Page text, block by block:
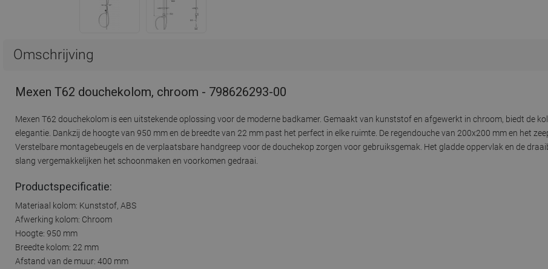
Omschrijving
Mexen T62 douchekolom, chroom - 798626293-00
Mexen T62 douchekolom is een uitstekende oplossing voor de moderne badkamer. Gemaakt van kunststof en afgewerkt in chroom, biedt de
elegantie. Dankzij de hoogte van 950 mm en de breedte van 22 mm past het perfect in elke ruimte. De regendouche van 200x200 mm en het
Verstelbare montagebeugels en de verplaatsbare handgreep voor de douchekop zorgen voor gebruiksgemak. Het gladde oppervlak en de
slang vergemakkelijken het schoonmaken en voorkomen gedraai.
Productspecificatie:
Materiaal kolom: Kunststof, ABS
Afwerking kolom: Chroom
Hoogte: 950 mm
Breedte kolom: 22 mm
Afstand van de muur: 400 mm